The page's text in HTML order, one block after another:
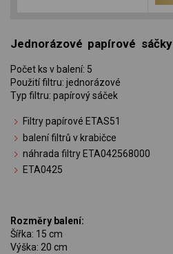
Jednorázové papírové sáčky
Počet ks v balení: 5
Použití filtru: jednorázové
Typ filtru: papírový sáček
Filtry papírové ETAS51
balení filtrů v krabičce
náhrada filtry ETA042568000
ETA0425
Rozměry balení:
Šířka: 15 cm
Výška: 20 cm